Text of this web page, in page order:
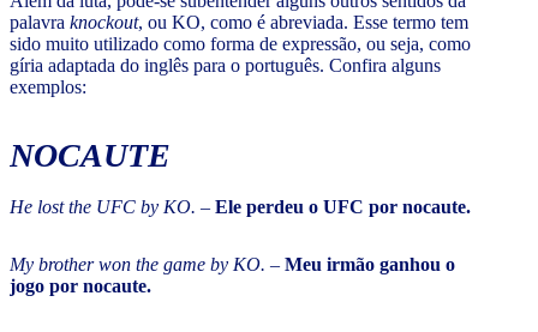
palavra knockout, ou KO, como é abreviada. Esse termo tem
sido muito utilizado como forma de expressão, ou seja, como
gíria adaptada do inglês para o português. Confira alguns
exemplos:
NOCAUTE
He lost the UFC by KO. – Ele perdeu o UFC por nocaute.
My brother won the game by KO. – Meu irmão ganhou o
jogo por nocaute.